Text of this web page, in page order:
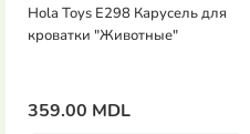
Hola Toys E298 Карусель для
кроватки "Животные"
359.00 MDL